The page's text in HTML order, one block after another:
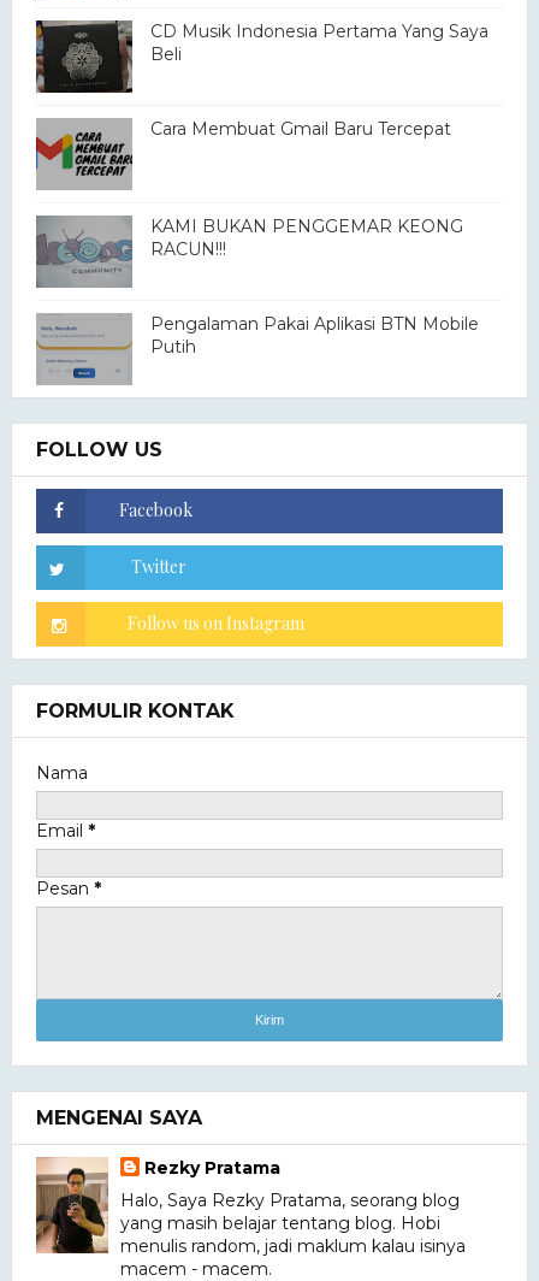
CD Musik Indonesia Pertama Yang Saya
Beli
Cara Membuat Gmail Baru Tercepat
KAMI BUKAN PENGGEMAR KEONG
RACUN!!!
Pengalaman Pakai Aplikasi BTN Mobile
Putih
FOLLOW US
FORMULIR KONTAK
Nama
Email *
Pesan *
MENGENAI SAYA
Rezky Pratama
Halo, Saya Rezky Pratama, seorang blog
yang masih belajar tentang blog. Hobi
menulis random, jadi maklum kalau isinya
macem - macem.